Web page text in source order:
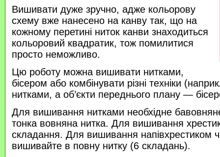
Вишивати дуже зручно, адже кольорову
схему вже нанесено на канву так, що на
кожному перетині ниток канви знаходиться
кольоровий квадратик, тож помилитися
просто неможливо.
Цю роботу можна вишивати нитками,
бісером або комбінувати різні техніки
нитками, а об’єкти переднього плану —
Для вишивання нитками необхідне
тонка вовняна нитка. Для вишивання
складання. Для вишивання напівхрестиком
вишивайте в повну нитку (6 складань).